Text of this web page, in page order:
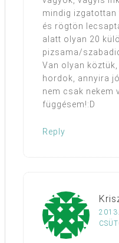
mindig
és rögtön
alatt olyan 20
pizsama/
Van olyan
hordok, annyira
nem csak nekem
függésem!:D
Reply